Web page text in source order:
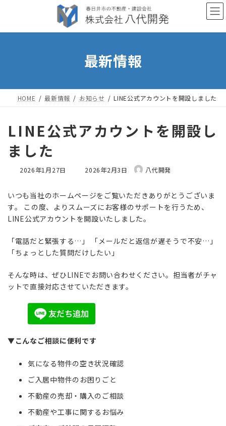
テ
ゲ
最新情報
HOME 最新情報 お知らせ LINE公式アカウントを開設しました
LINE公式アカウントを開設し
ました
2026年1月27日
最
更
日
時
2026年2月3日 八代開発
いつも当社のホームページをご覧いただきありがとうございま
す。 この度、よりスムーズにお客様のサポートを行うため、
LINE公式アカウントを開設いたしました。
「電話だと緊張する…」 「メールだと返信が遅そうで不安…」
「ちょっとした質問だけしたい」
そんな時は、ぜひLINEでお問い合わせください。担当者がチャ
ットで直接対応させていただきます。
▼こんなご相談に便利です
気になる物件の空き状況確認
ご入居中物件のお困りごと
不動産の売却・購入のご相談
不動産や工事に関するお悩み